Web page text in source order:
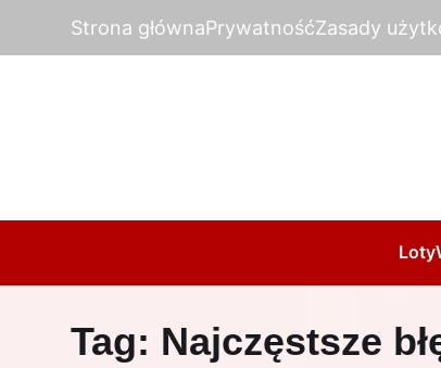
Strona głównaPrywatnośćZasady
Loty
Tag: Najczęstsze